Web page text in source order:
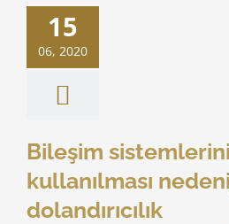
15
06, 2020
kullanılması
nitelikli
Kararları
Bileşim
kullanılması
dolandırıcılık